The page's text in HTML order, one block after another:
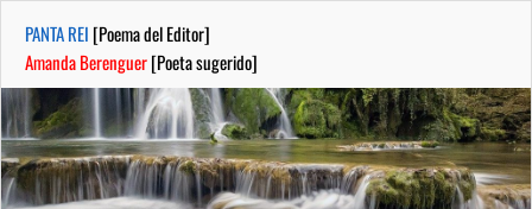
PANTA REI [Poema del Editor]
Amanda Berenguer[Poeta sugerido]